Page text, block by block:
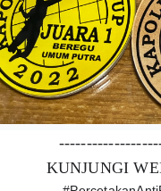
KUNJUNGI